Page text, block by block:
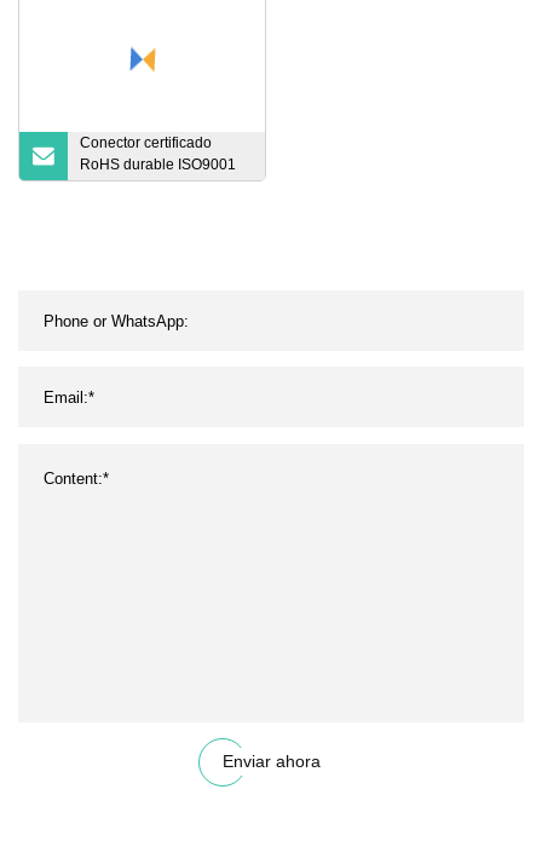
Conector certificado
RoHS durable ISO9001
SMA Conector RF para la
Enviar ahora